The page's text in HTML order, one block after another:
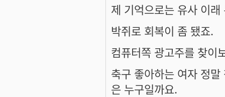
제 기억으로는 유사 이
박쥐로 회복이 좀 됐죠.
컴퓨터쪽 광고주를 찾이
축구 좋아하는 여자 정
은 누구일까요.